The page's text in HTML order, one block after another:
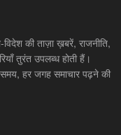
की ताज़ा ख़बरें, राजनीति,
तुरंत उपलब्ध होती हैं।
हर जगह समाचार पढ़ने की